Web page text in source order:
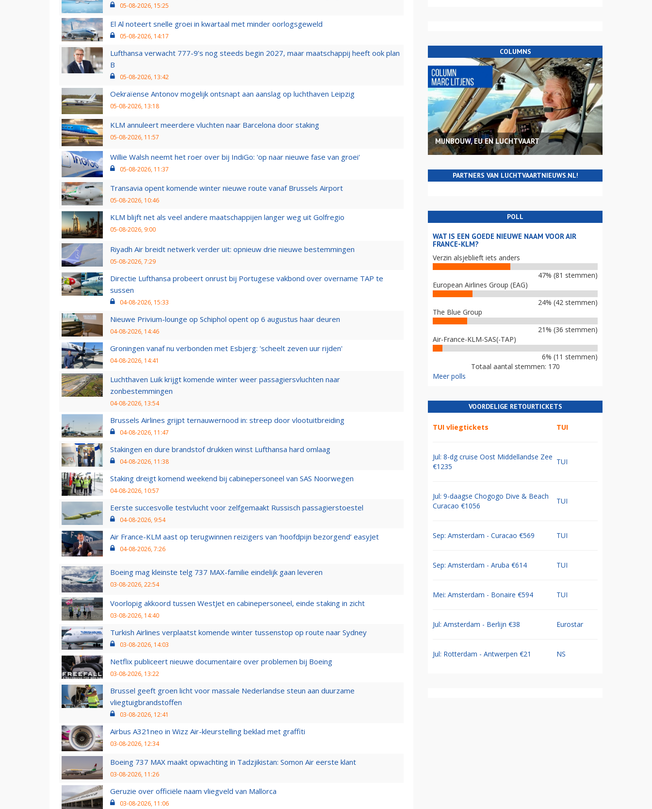
05-08-2026, 15:25
El Al noteert snelle groei in kwartaal met minder oorlogsgeweld
05-08-2026, 14:17
Lufthansa verwacht 777-9’s nog steeds begin 2027, maar maatschappij heeft ook plan
B
05-08-2026, 13:42
Oekraïense Antonov mogelijk ontsnapt aan aanslag op luchthaven Leipzig
05-08-2026, 13:18
KLM annuleert meerdere vluchten naar Barcelona door staking
05-08-2026, 11:57
Willie Walsh neemt het roer over bij IndiGo: 'op naar nieuwe fase van groei'
05-08-2026, 11:37
Transavia opent komende winter nieuwe route vanaf Brussels Airport
05-08-2026, 10:46
KLM blijft net als veel andere maatschappijen langer weg uit Golfregio
05-08-2026, 9:00
Riyadh Air breidt netwerk verder uit: opnieuw drie nieuwe bestemmingen
05-08-2026, 7:29
Directie Lufthansa probeert onrust bij Portugese vakbond over overname TAP te
sussen
04-08-2026, 15:33
Nieuwe Privium-lounge op Schiphol opent op 6 augustus haar deuren
04-08-2026, 14:46
Groningen vanaf nu verbonden met Esbjerg: 'scheelt zeven uur rijden'
04-08-2026, 14:41
Luchthaven Luik krijgt komende winter weer passagiersvluchten naar
zonbestemmingen
04-08-2026, 13:54
Brussels Airlines grijpt ternauwernood in: streep door vlootuitbreiding
04-08-2026, 11:47
Stakingen en dure brandstof drukken winst Lufthansa hard omlaag
04-08-2026, 11:38
Staking dreigt komend weekend bij cabinepersoneel van SAS Noorwegen
04-08-2026, 10:57
Eerste succesvolle testvlucht voor zelfgemaakt Russisch passagierstoestel
04-08-2026, 9:54
Air France-KLM aast op terugwinnen reizigers van ‘hoofdpijn bezorgend’ easyJet
04-08-2026, 7:26
Boeing mag kleinste telg 737 MAX-familie eindelijk gaan leveren
03-08-2026, 22:54
Voorlopig akkoord tussen WestJet en cabinepersoneel, einde staking in zicht
03-08-2026, 14:40
Turkish Airlines verplaatst komende winter tussenstop op route naar Sydney
03-08-2026, 14:03
Netflix publiceert nieuwe documentaire over problemen bij Boeing
03-08-2026, 13:22
Brussel geeft groen licht voor massale Nederlandse steun aan duurzame
vliegtuigbrandstoffen
03-08-2026, 12:41
Airbus A321neo in Wizz Air-kleurstelling beklad met graffiti
03-08-2026, 12:34
Boeing 737 MAX maakt opwachting in Tadzjikistan: Somon Air eerste klant
03-08-2026, 11:26
Geruzie over officiële naam vliegveld van Mallorca
03-08-2026, 11:06
COLUMNS
MIJNBOUW, EU EN LUCHTVAART
PARTNERS VAN LUCHTVAARTNIEUWS.NL!
POLL
WAT IS EEN GOEDE NIEUWE NAAM VOOR AIR
FRANCE-KLM?
Verzin alsjeblieft iets anders
47% (81 stemmen)
European Airlines Group (EAG)
24% (42 stemmen)
The Blue Group
21% (36 stemmen)
Air-France-KLM-SAS(-TAP)
6% (11 stemmen)
Totaal aantal stemmen: 170
Meer polls
VOORDELIGE RETOURTICKETS
TUI vliegtickets TUI
Jul: 8-dg cruise Oost Middellandse Zee
€1235
TUI
Jul: 9-daagse Chogogo Dive & Beach
Curacao €1056
TUI
Sep: Amsterdam - Curacao €569 TUI
Sep: Amsterdam - Aruba €614 TUI
Mei: Amsterdam - Bonaire €594 TUI
Jul: Amsterdam - Berlijn €38 Eurostar
Jul: Rotterdam - Antwerpen €21 NS